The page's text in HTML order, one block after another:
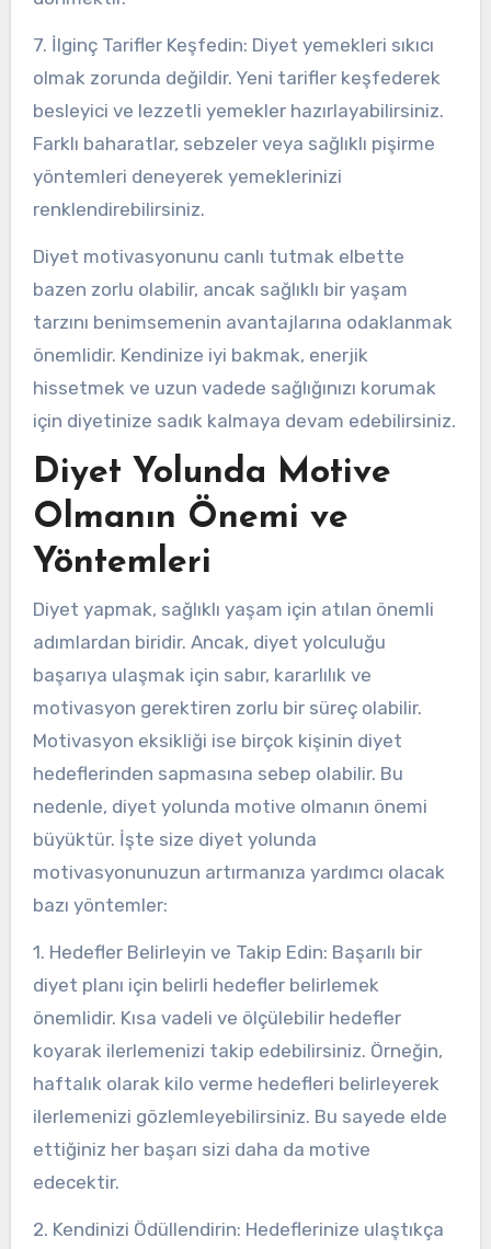
7. İlginç Tarifler Keşfedin: Diyet yemekleri sıkıcı
olmak zorunda değildir. Yeni tarifler keşfederek
besleyici ve lezzetli yemekler hazırlayabilirsiniz.
Farklı baharatlar, sebzeler veya sağlıklı pişirme
yöntemleri deneyerek yemeklerinizi
renklendirebilirsiniz.
Diyet motivasyonunu canlı tutmak elbette
bazen zorlu olabilir, ancak sağlıklı bir yaşam
tarzını benimsemenin avantajlarına odaklanmak
önemlidir. Kendinize iyi bakmak, enerjik
hissetmek ve uzun vadede sağlığınızı korumak
için diyetinize sadık kalmaya devam edebilirsiniz.
Diyet Yolunda Motive
Olmanın Önemi ve
Yöntemleri
Diyet yapmak, sağlıklı yaşam için atılan önemli
adımlardan biridir. Ancak, diyet yolculuğu
başarıya ulaşmak için sabır, kararlılık ve
motivasyon gerektiren zorlu bir süreç olabilir.
Motivasyon eksikliği ise birçok kişinin diyet
hedeflerinden sapmasına sebep olabilir. Bu
nedenle, diyet yolunda motive olmanın önemi
büyüktür. İşte size diyet yolunda
motivasyonunuzun artırmanıza yardımcı olacak
bazı yöntemler:
1. Hedefler Belirleyin ve Takip Edin: Başarılı bir
diyet planı için belirli hedefler belirlemek
önemlidir. Kısa vadeli ve ölçülebilir hedefler
koyarak ilerlemenizi takip edebilirsiniz. Örneğin,
haftalık olarak kilo verme hedefleri belirleyerek
ilerlemenizi gözlemleyebilirsiniz. Bu sayede elde
ettiğiniz her başarı sizi daha da motive
edecektir.
2. Kendinizi Ödüllendirin: Hedeflerinize ulaştıkça